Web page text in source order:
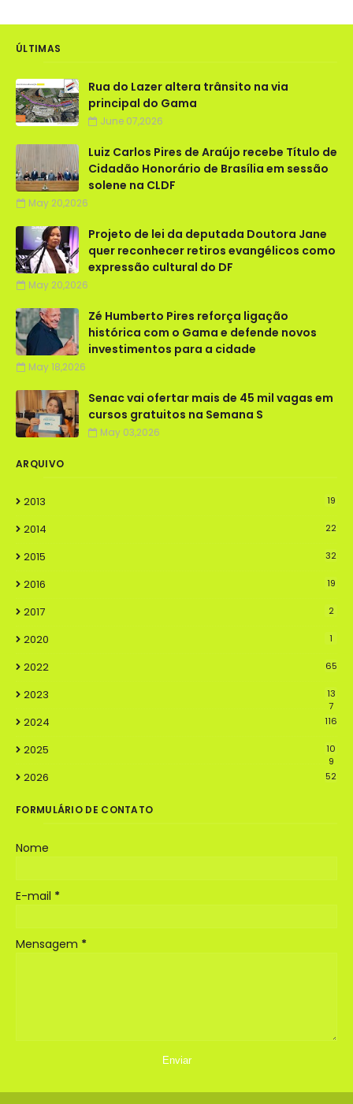
ÚLTIMAS
Rua do Lazer altera trânsito na via
principal do Gama
June 07,2026
Luiz Carlos Pires de Araújo recebe Título de
Cidadão Honorário de Brasília em sessão
solene na CLDF
May 20,2026
Projeto de lei da deputada Doutora Jane
quer reconhecer retiros evangélicos como
expressão cultural do DF
May 20,2026
Zé Humberto Pires reforça ligação
histórica com o Gama e defende novos
investimentos para a cidade
May 18,2026
Senac vai ofertar mais de 45 mil vagas em
cursos gratuitos na Semana S
May 03,2026
ARQUIVO
2013 19
2014 22
2015 32
2016 19
2017 2
2020 1
2022 65
2023
13
7
2024 116
2025
10
9
2026 52
FORMULÁRIO DE CONTATO
Nome
E-mail *
Mensagem *